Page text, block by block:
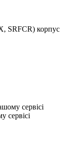
SRFCR) корпус
сервісі
сервісі